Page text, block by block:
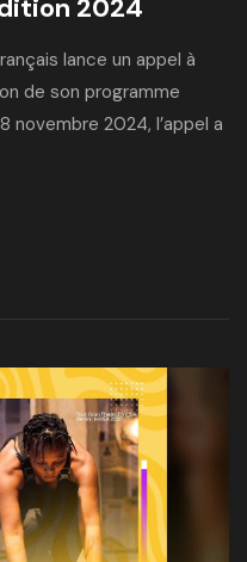
2024
lance un appel à
de son programme
novembre 2024, l’appel a